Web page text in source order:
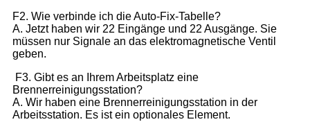
F2. Wie verbinde ich die Auto-Fix-Tabelle?
A. Jetzt haben wir 22 Eingänge und 22 Ausgänge. Sie
müssen nur Signale an das elektromagnetische Ventil
geben.
F3. Gibt es an Ihrem Arbeitsplatz eine
Brennerreinigungsstation?
A. Wir haben eine Brennerreinigungsstation in der
Arbeitsstation. Es ist ein optionales Element.